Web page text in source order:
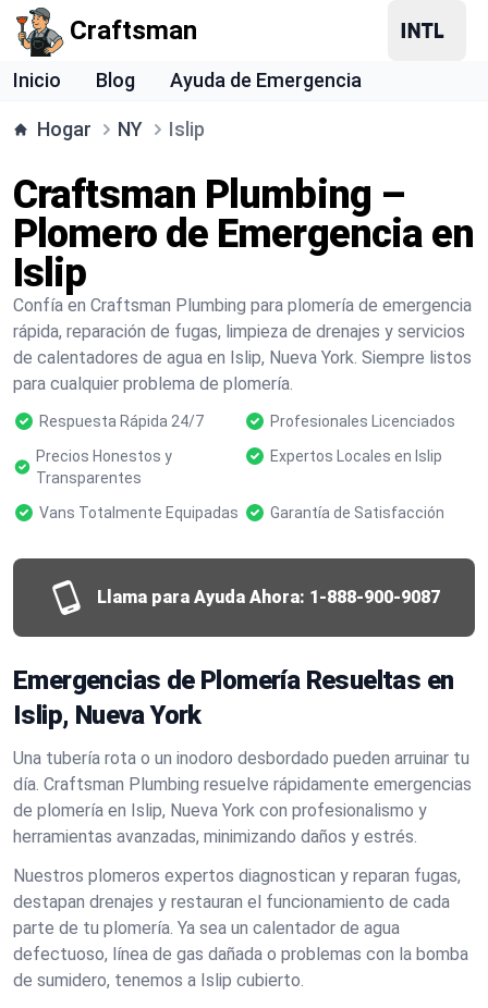
Craftsman
Inicio Blog Ayuda de Emergencia
Hogar NY Islip
Craftsman Plumbing –
Plomero de Emergencia en
Islip
Confía en Craftsman Plumbing para plomería de emergencia
rápida, reparación de fugas, limpieza de drenajes y servicios
de calentadores de agua en Islip, Nueva York. Siempre listos
para cualquier problema de plomería.
Respuesta Rápida 24/7
Profesionales Licenciados
Precios Honestos y
Transparentes
Expertos Locales en Islip
Vans Totalmente Equipadas Garantía de Satisfacción
Llama para Ayuda Ahora: 1-888-900-9087
Emergencias de Plomería Resueltas en
Islip, Nueva York
Una tubería rota o un inodoro desbordado pueden arruinar tu
día. Craftsman Plumbing resuelve rápidamente emergencias
de plomería en Islip, Nueva York con profesionalismo y
herramientas avanzadas, minimizando daños y estrés.
Nuestros plomeros expertos diagnostican y reparan fugas,
destapan drenajes y restauran el funcionamiento de cada
parte de tu plomería. Ya sea un calentador de agua
defectuoso, línea de gas dañada o problemas con la bomba
de sumidero, tenemos a Islip cubierto.